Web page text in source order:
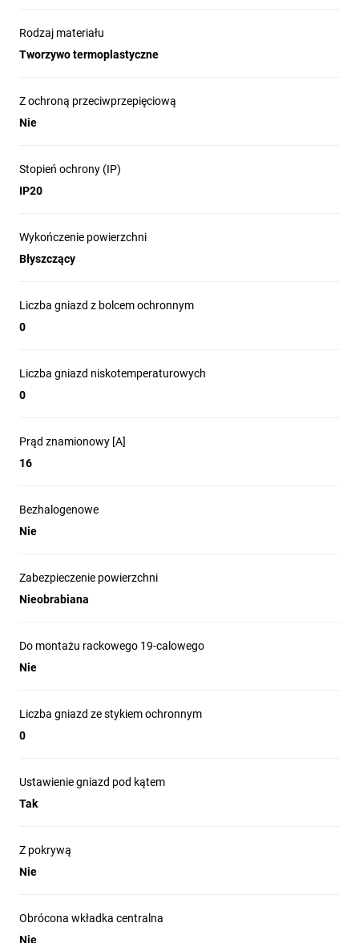
Rodzaj materiału
Tworzywo termoplastyczne
Z ochroną przeciwprzepięciową
Nie
Stopień ochrony (IP)
IP20
Wykończenie powierzchni
Błyszczący
Liczba gniazd z bolcem ochronnym
0
Liczba gniazd niskotemperaturowych
0
Prąd znamionowy [A]
16
Bezhalogenowe
Nie
Zabezpieczenie powierzchni
Nieobrabiana
Do montażu rackowego 19-calowego
Nie
Liczba gniazd ze stykiem ochronnym
0
Ustawienie gniazd pod kątem
Tak
Z pokrywą
Nie
Obrócona wkładka centralna
Nie